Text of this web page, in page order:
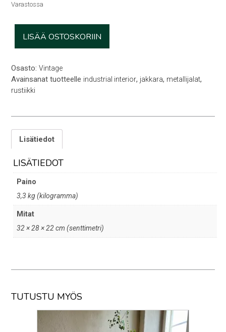
Varastossa
jakkara
määrä
LISÄÄ OSTOSKORIIN
Osasto: Vintage
Avainsanat tuotteelle industrial interior, jakkara, metallijalat,
rustiikki
Lisätiedot
LISÄTIEDOT
Paino
3,3 kg (kilogramma)
Mitat
32 × 28 × 22 cm (senttimetri)
TUTUSTU MYÖS